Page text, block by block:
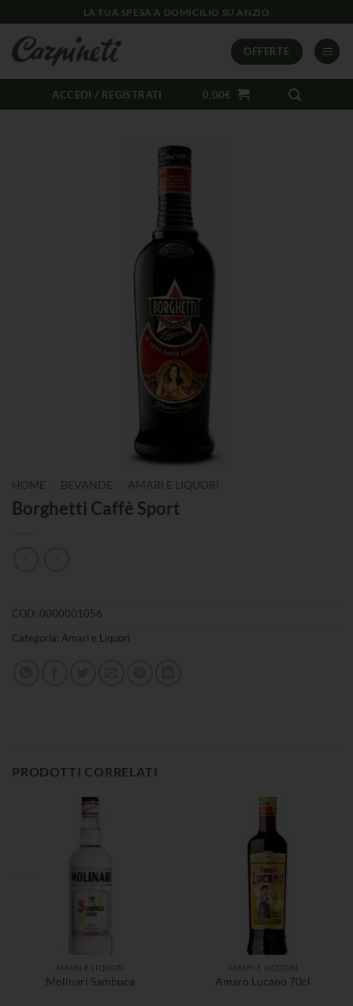
LA TUA SPESA A DOMICILIO SU ANZIO
OFFERTE
ACCEDI / REGISTRATI 0,00€
HOME BEVANDE AMARI E LIQUORI
Borghetti Caffè Sport
COD: 0000001056
Categoria: Amari e Liquori
PRODOTTI CORRELATI
AMARI E LIQUORI
Molinari Sambuca
AMARI E LIQUORI
Amaro Lucano 70cl